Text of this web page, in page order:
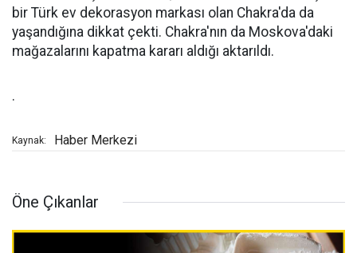
bir Türk ev dekorasyon markası olan Chakra'da da
yaşandığına dikkat çekti. Chakra'nın da Moskova'daki
mağazalarını kapatma kararı aldığı aktarıldı.
.
Kaynak: Haber Merkezi
Öne Çıkanlar